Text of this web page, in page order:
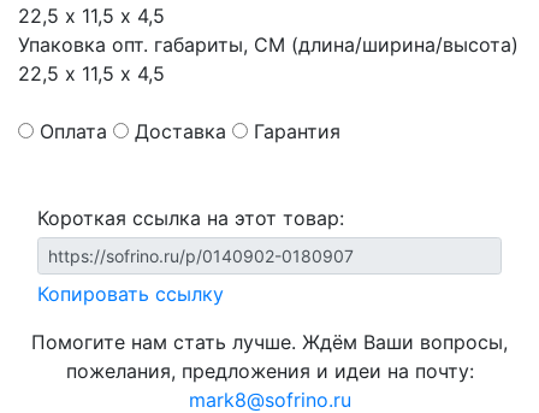
22,5 х 11,5 х 4,5
Упаковка опт. габариты, СМ (длина/ширина/высота)
22,5 х 11,5 х 4,5
Оплата Доставка Гарантия
Короткая ссылка на этот товар:
Копировать ссылку
Помогите нам стать лучше. Ждём Ваши вопросы,
пожелания, предложения и идеи на почту:
mark8@sofrino.ru